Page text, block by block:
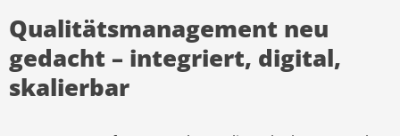
Qualitätsmanagement neu
gedacht – integriert, digital,
skalierbar